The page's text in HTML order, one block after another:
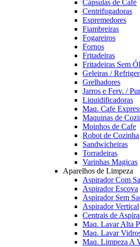
Cápsulas de Café
Centrifugadoras
Espremedores
Fiambreiras
Fogareiros
Fornos
Fritadeiras
Fritadeiras Sem
Geleiras /
Grelhadores
Jarros e Ferv. /
Liquidificadoras
Maq. Cafe
Maquinas de
Moinhos de Cafe
Robot de Cozinha
Sandwicheiras
Torradeiras
Varinhas Magicas
Aparelhos de Limpeza
Aspirador Com
Aspirador Escova
Aspirador Sem
Aspirador Vertical
Centrais de
Maq. Lavar Alta
Maq. Lavar
Maq. Limpeza A